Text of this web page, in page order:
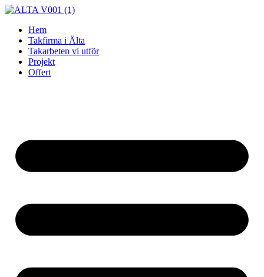
Skip
contentHem
Takfirma i Älta
Takarbeten vi utför
Projekt
Offert